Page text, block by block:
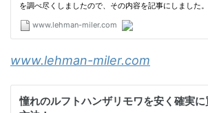
www.lehman-miler.com